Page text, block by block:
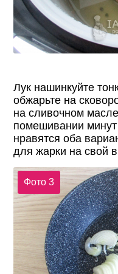
Лук нашинкуйте
обжарьте на
на сливочном
помешивании
нравятся оба
для жарки на свой
Фото 3